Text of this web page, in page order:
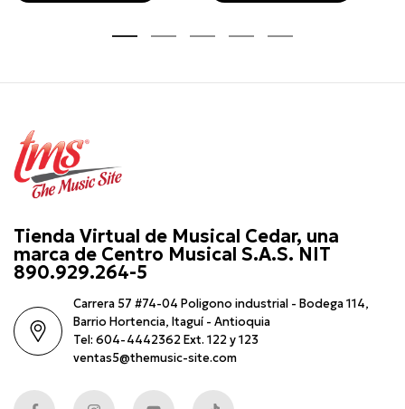
Tienda Virtual de Musical Cedar, una
marca de Centro Musical S.A.S. NIT
890.929.264-5
Carrera 57 #74-04 Poligono industrial - Bodega 114,
Barrio Hortencia, Itaguí - Antioquia
Tel: 604-4442362 Ext. 122 y 123
ventas5@themusic-site.com